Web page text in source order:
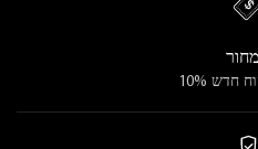
חדש